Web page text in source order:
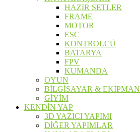
HAZIR SETLER
FRAME
MOTOR
ESC
KONTROLCÜ
BATARYA
FPV
KUMANDA
OYUN
BİLGİSAYAR & EKİPMAN
GİYİM
KENDİN YAP
3D YAZICI YAPIMI
DİĞER YAPIMLAR